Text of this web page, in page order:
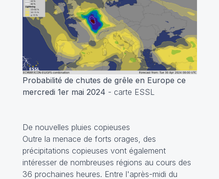
Probabilité de chutes de grêle en Europe ce
mercredi 1er mai 2024 - carte ESSL
De nouvelles pluies copieuses
Outre la menace de forts orages, des
précipitations copieuses vont également
intéresser de nombreuses régions au cours des
36 prochaines heures. Entre l'après-midi du